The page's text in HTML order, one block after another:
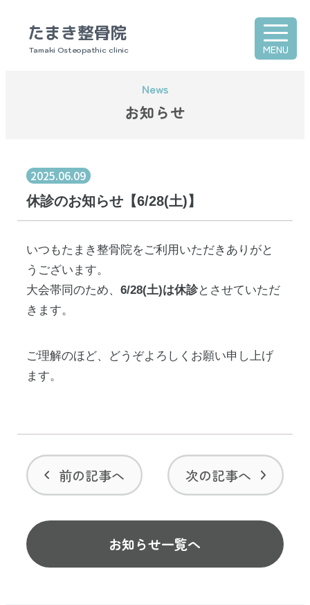
たまき整骨院
Tamaki Osteopathic clinic MENU
お知らせ
2025.06.09
休診のお知らせ【6/28(土)】
いつもたまき整骨院をご利用いただきありがと
うございます。
大会帯同のため、 6/28(土)は休診とさせていただ
きます。
ご理解のほど、どうぞよろしくお願い申し上げ
ます。
前の記事へ 次の記事へ
お知らせ一覧へ